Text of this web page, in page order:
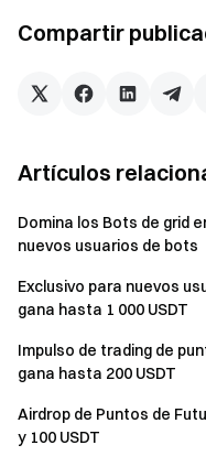
ascender) o
seleccionarán
Genera
acumulándose con
Pruébalo ahora
Notas:
Todos los
[Unirme ahora] y
Compartir
Artículos
Domina los Bots de grid
nuevos usuarios de bots
Exclusivo para nuevos
gana hasta 1 000 USDT
Impulso de trading de
gana hasta 200 USDT
Airdrop de Puntos de
y 100 USDT